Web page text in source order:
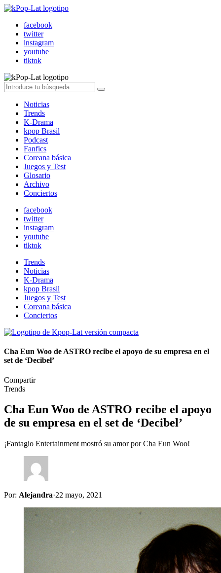
facebook
twitter
instagram
youtube
tiktok
Noticias
Trends
K-Drama
kpop Brasil
Podcast
Fanfics
Coreana básica
Juegos y Test
Glosario
Archivo
Conciertos
facebook
twitter
instagram
youtube
tiktok
Trends
Noticias
K-Drama
kpop Brasil
Juegos y Test
Coreana básica
Conciertos
Cha Eun Woo de ASTRO recibe el apoyo de su empresa en el
set de ‘Decibel’
Compartir
Trends
Cha Eun Woo de ASTRO recibe el apoyo
de su empresa en el set de ‘Decibel’
¡Fantagio Entertainment mostró su amor por Cha Eun Woo!
Por: Alejandra·22 mayo, 2021